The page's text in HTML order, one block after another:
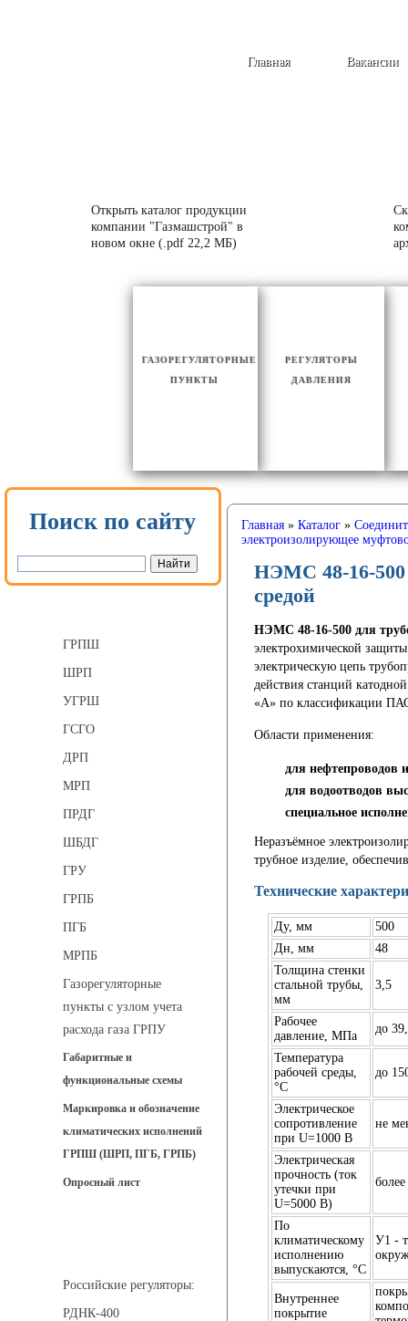
Вакансии
Главная
Открыть каталог продукции
компании "Газмашстрой" в
новом окне (.pdf 22,2 МБ)
РЕГУЛЯТОРЫ
ДАВЛЕНИЯ
ГАЗОРЕГУЛЯТОРНЫЕ
ПУНКТЫ
Поиск по сайту
ГРПШ
ШРП
УГРШ
ГСГО
ДРП
МРП
ПРДГ
ШБДГ
ГРУ
ГРПБ
ПГБ
МРПБ
Газорегуляторные
пункты с узлом учета
расхода газа ГРПУ
Габаритные и
функциональные схемы
Маркировка и обозначение
климатических исполнений
ГРПШ (ШРП, ПГБ, ГРПБ)
Опросный лист
Российские регуляторы:
РДНК-400
Главная» Каталог»
электроизолирующее
НЭМС 48-16-500
средой
НЭМС 48-16-500 для
электрохимической
электрическую цепь
действия станций
«А» по классификации
Области применения:
для нефтепроводов
для водоотводов
специальное
Неразъёмное
трубное изделие,
Технические
Ду, мм
500
Дн, мм
48
Толщина стенки
стальной трубы,
мм
3,5
Рабочее
давление, МПа
до
Температура
рабочей среды,
°C
до
Электрическое
сопротивление
при U=1000 В
не
Электрическая
прочность (ток
утечки при
U=5000 В)
По
климатическому
исполнению
выпускаются, °C
У1 -
Внутреннее
покрытие